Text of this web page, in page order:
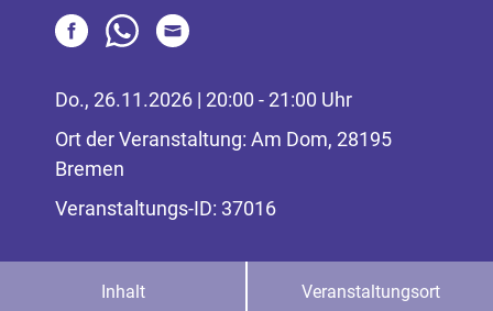
Do., 26.11.2026 | 20:00 - 21:00 Uhr
Ort der Veranstaltung: Am Dom, 28195
Bremen
Veranstaltungs-ID: 37016
Inhalt Veranstaltungsort